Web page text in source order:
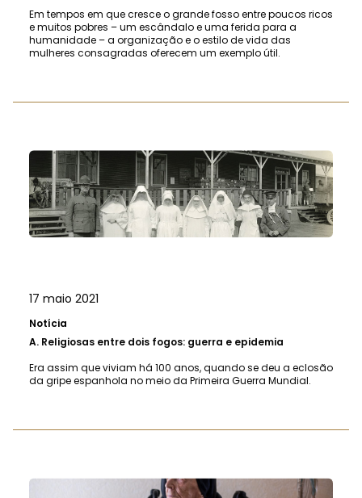
Em tempos em que cresce o grande fosso entre poucos ricos
e muitos pobres – um escândalo e uma ferida para a
humanidade – a organização e o estilo de vida das
mulheres consagradas oferecem um exemplo útil.
17 maio 2021
Notícia
A. Religiosas entre dois fogos: guerra e epidemia
Era assim que viviam há 100 anos, quando se deu a eclosão
da gripe espanhola no meio da Primeira Guerra Mundial.